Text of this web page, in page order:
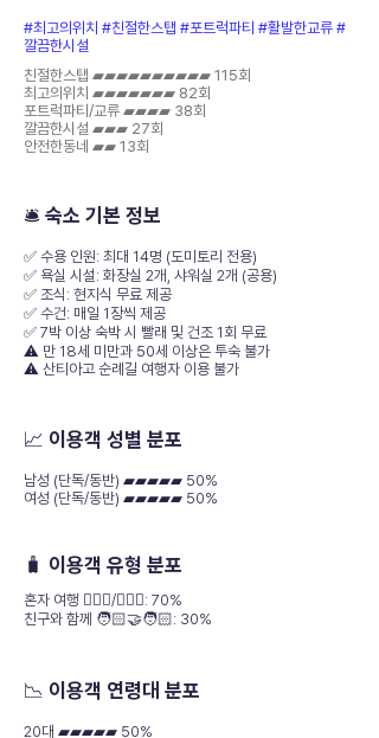
#최고의위치 #친절한스탭 #포트럭파티 #활발한교류 #
깔끔한시설
친절한스탭 ▰▰▰▰▰▰▰▰▰▰ 115회
최고의위치 ▰▰▰▰▰▰▰ 82회
포트럭파티/교류 ▰▰▰▰ 38회
깔끔한시설 ▰▰▰ 27회
안전한동네 ▰▰ 13회
🛎️ 숙소 기본 정보
✅ 수용 인원: 최대 14명 (도미토리 전용)
✅ 욕실 시설: 화장실 2개, 샤워실 2개 (공용)
✅ 조식: 현지식 무료 제공
✅ 수건: 매일 1장씩 제공
✅ 7박 이상 숙박 시 빨래 및 건조 1회 무료
⚠️ 만 18세 미만과 50세 이상은 투숙 불가
⚠️ 산티아고 순례길 여행자 이용 불가
📈 이용객 성별 분포
남성 (단독/동반) ▰▰▰▰▰ 50%
여성 (단독/동반) ▰▰▰▰▰ 50%
🧳 이용객 유형 분포
혼자 여행 🧍🏻‍♀️/🧍🏻‍♂️: 70%
친구와 함께 🧑🏻‍🤝‍🧑🏻: 30%
📉 이용객 연령대 분포
20대 ▰▰▰▰▰ 50%